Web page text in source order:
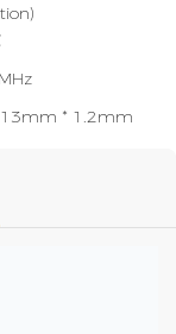
* 1.2mm